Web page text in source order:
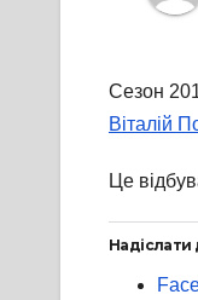
Сезон
Віталій
Це
Надіслати